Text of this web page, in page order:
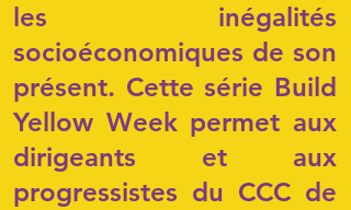
les inégalités
socioéconomiques de son
présent. Cette série Build
Yellow Week permet aux
dirigeants et aux
progressistes du CCC de